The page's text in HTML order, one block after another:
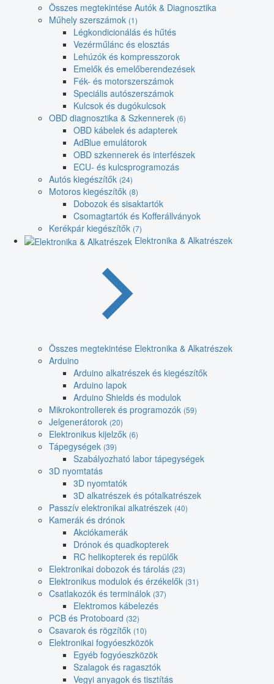
Összes megtekintése Autók & Diagnosztika
Műhely szerszámok (1)
Légkondicionálás és hűtés
Vezérműlánc és elosztás
Lehúzók és kompresszorok
Emelők és emelőberendezések
Fék- és motorszerszámok
Speciális autószerszámok
Kulcsok és dugókulcsok
OBD diagnosztika & Szkennerek (6)
OBD kábelek és adapterek
AdBlue emulátorok
OBD szkennerek és interfészek
ECU- és kulcsprogramozás
Autós kiegészítők (24)
Motoros kiegészítők (8)
Dobozok és sisaktartók
Csomagtartók és Kofferállványok
Kerékpár kiegészítők (7)
Elektronika & Alkatrészek
Összes megtekintése Elektronika & Alkatrészek
Arduino
Arduino alkatrészek és kiegészítők
Arduino lapok
Arduino Shields és modulok
Mikrokontrollerek és programozók (59)
Jelgenerátorok (20)
Elektronikus kijelzők (6)
Tápegységek (39)
Szabályozható labor tápegységek
3D nyomtatás
3D nyomtatók
3D alkatrészek és pótalkatrészek
Passzív elektronikai alkatrészek (40)
Kamerák és drónok
Akciókamerák
Drónok és quadkopterek
RC helikopterek és repülők
Elektronikai dobozok és tárolás (23)
Elektronikus modulok és érzékelők (31)
Csatlakozók és terminálok (37)
Elektromos kábelezés
PCB és Protoboard (32)
Csavarok és rögzítők (10)
Elektronikai fogyóeszközök
Egyéb fogyóeszközök
Szalagok és ragasztók
Vegyi anyagok és tisztítás